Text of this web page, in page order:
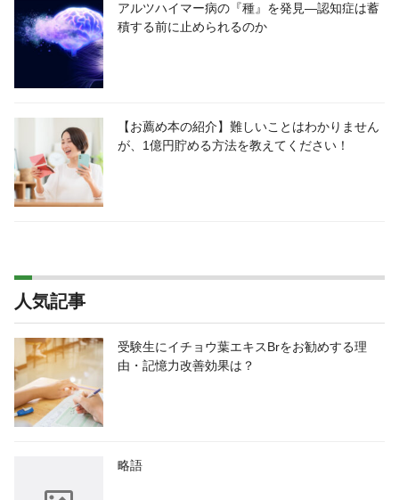
アルツハイマー病の『種』を発見―認知症は蓄
積する前に止められるのか
【お薦め本の紹介】難しいことはわかりません
が、1億円貯める方法を教えてください！
人気記事
受験生にイチョウ葉エキスBrをお勧めする理
由・記憶力改善効果は？
略語